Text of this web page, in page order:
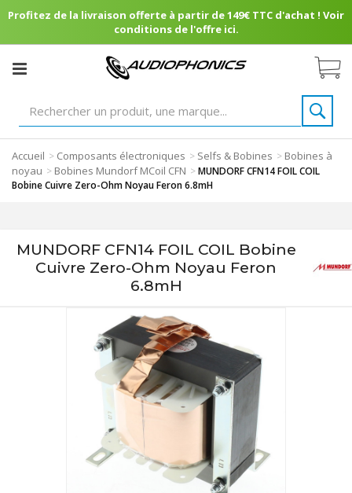
Profitez de la livraison offerte à partir de 149€ TTC d'achat ! Voir
conditions de l'offre ici.
Accueil > Composants électroniques > Selfs & Bobines > Bobines à
noyau > Bobines Mundorf MCoil CFN >MUNDORF CFN14 FOIL COIL
Bobine Cuivre Zero-Ohm Noyau Feron 6.8mH
MUNDORF CFN14 FOIL COIL Bobine
Cuivre Zero-Ohm Noyau Feron
6.8mH